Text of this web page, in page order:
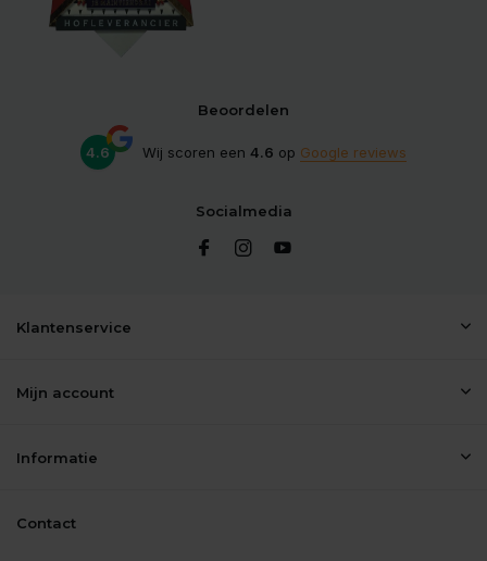
Beoordelen
4.6 Wij scoren een 4.6 op Google reviews
Socialmedia
Klantenservice
Mijn account
Informatie
Contact